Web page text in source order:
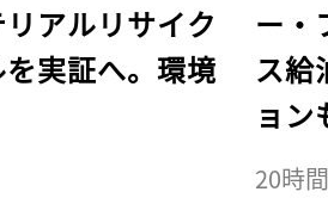
アルリサイク
実証へ。環境
ー・
ス給
ョン
20時